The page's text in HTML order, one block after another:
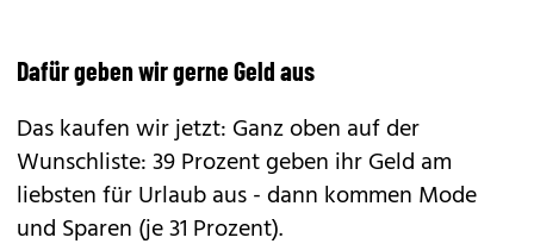
Dafür geben wir gerne Geld aus
Das kaufen wir jetzt: Ganz oben auf der
Wunschliste: 39 Prozent geben ihr Geld am
liebsten für Urlaub aus - dann kommen Mode
und Sparen (je 31 Prozent).